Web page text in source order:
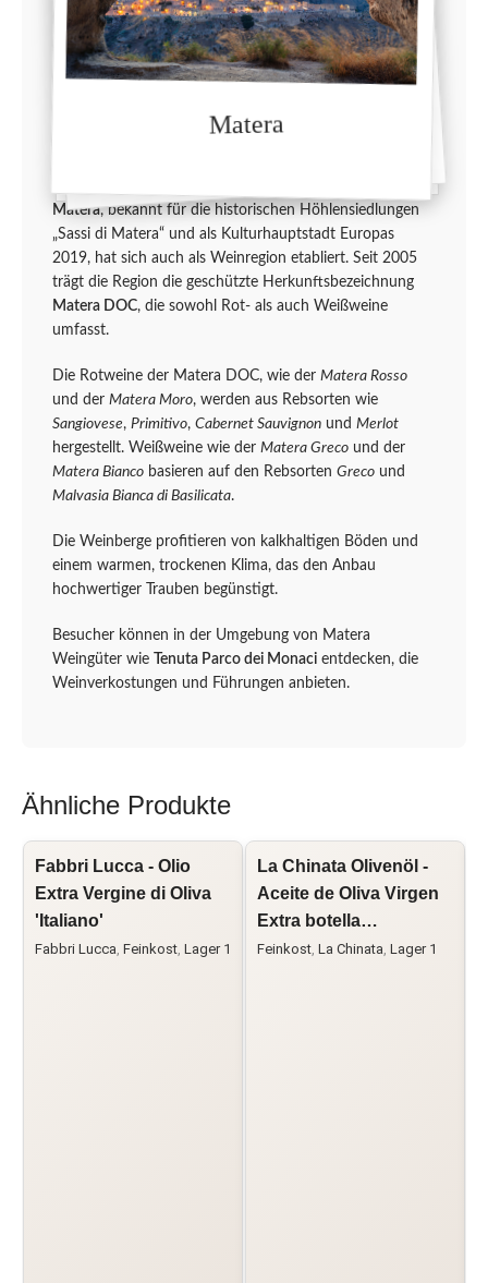
Matera, bekannt für die historischen Höhlensiedlungen
„Sassi di Matera“ und als Kulturhauptstadt Europas
2019, hat sich auch als Weinregion etabliert. Seit 2005
trägt die Region die geschützte Herkunftsbezeichnung
Matera DOC, die sowohl Rot- als auch Weißweine
umfasst.
Die Rotweine der Matera DOC, wie der Matera Rosso
und der Matera Moro, werden aus Rebsorten wie
Sangiovese, Primitivo, Cabernet Sauvignon und Merlot
hergestellt. Weißweine wie der Matera Greco und der
Matera Bianco basieren auf den Rebsorten Greco und
Malvasia Bianca di Basilicata.
Die Weinberge profitieren von kalkhaltigen Böden und
einem warmen, trockenen Klima, das den Anbau
hochwertiger Trauben begünstigt.
Besucher können in der Umgebung von Matera
Weingüter wie Tenuta Parco dei Monaci entdecken, die
Weinverkostungen und Führungen anbieten.
Matera
Ähnliche Produkte
Fabbri Lucca - Olio
Extra Vergine di Oliva
'Italiano'
Fabbri Lucca Feinkost Lager 1
La Chinata Olivenöl -
Aceite de Oliva Virgen
Extra botella…
Feinkost La Chinata Lager 1